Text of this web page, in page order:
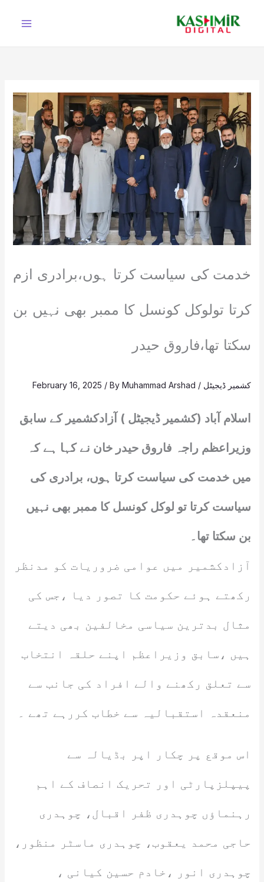
خدمت کی سیاست کرتا ہوں،برادری ازم
کرتا تولوکل کونسل کا ممبر بھی نہیں بن
سکتا تھا،فاروق حیدر
کشمیر ڈیجیٹل /
February 16, 2025 / ByMuhammad Arshad
اسلام آباد (کشمیر ڈیجیٹل ) آزادکشمیر کے سابق
وزیراعظم راجہ فاروق حیدر خان نے کہا ہے کہ
میں خدمت کی سیاست کرتا ہوں، برادری کی
سیاست کرتا تو لوکل کونسل کا ممبر بھی نہیں
بن سکتا تھا۔
آزادکشمیر میں عوامی ضروریات کو مدنظر
رکھتے ہوئے حکومت کا تصور دیا ،جس کی
مثال بدترین سیاسی مخالفین بھی دیتے
ہیں ،سابق وزیراعظم اپنے حلقہ انتخاب
سے تعلق رکھنے والے افراد کی جانب سے
منعقدہ استقبالیہ سے خطاب کررہے تھے ۔
اس موقع پر چکار اپر بڈیالہ سے
پیپلزپارٹی اور تحریک انصاف کے اہم
رہنماؤں چوہدری ظفر اقبال، چوہدری
حاجی محمد یعقوب، چوہدری ماسٹر منظور،
چوہدری انور ،خادم حسین کیانی ،